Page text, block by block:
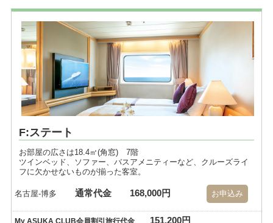
F:ステート
お部屋の広さは18.4㎡(角窓) 7階
ツインベッド、ソファー、バスアメニティーなど、クルーズライ
フに欠かせないものが揃った客室。
名古屋-博多 通常代金 168,000円 お申込み
My ASUKA CLUB会員割引旅行代金 151,200円